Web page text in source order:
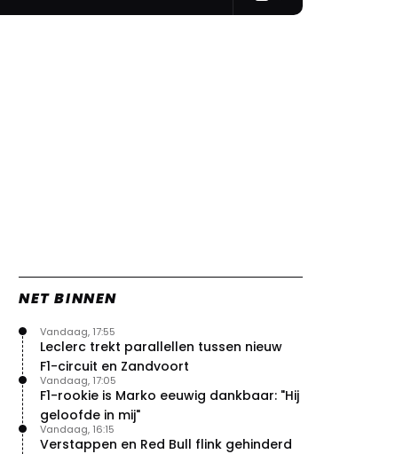
NET BINNEN
Leclerc trekt parallellen tussen nieuw
F1-circuit en Zandvoort
Vandaag, 17:55
F1-rookie is Marko eeuwig dankbaar: "Hij
geloofde in mij"
Vandaag, 17:05
Verstappen en Red Bull flink gehinderd
Vandaag, 16:15